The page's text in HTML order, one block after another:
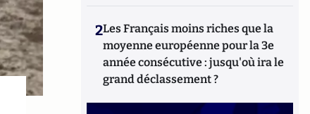
2Les Français moins riches que la
moyenne européenne pour la 3e
année consécutive : jusqu'où ira le
grand déclassement ?